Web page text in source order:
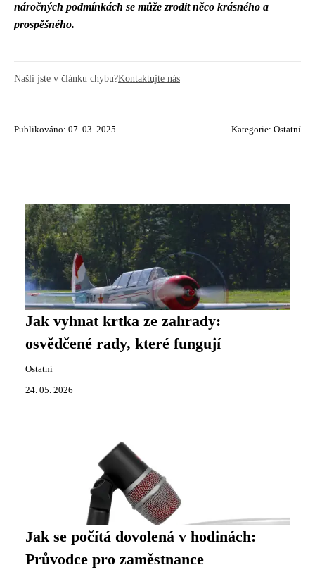
náročných podmínkách se může zrodit něco krásného a
prospěšného.
Našli jste v článku chybu?Kontaktujte nás
Publikováno: 07. 03. 2025 Kategorie: Ostatní
Jak vyhnat krtka ze zahrady:
osvědčené rady, které fungují
Ostatní
24. 05. 2026
Jak se počítá dovolená v hodinách:
Průvodce pro zaměstnance